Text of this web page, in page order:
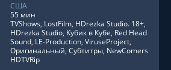
США
55 мин
TVShows, LostFilm, HDrezka Studio. 18+,
HDrezka Studio, Кубик в Кубе, Red Head
Sound, LE-Production, ViruseProject,
Оригинальный, Субтитры, NewComers
HDTVRip